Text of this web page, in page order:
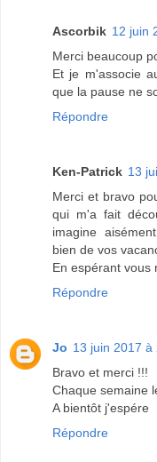
Ascorbik 12 juin
Merci beaucoup
Et je m'associe
que la pause ne
Répondre
Ken-Patrick 13
Merci et bravo
qui m'a fait
imagine
bien de vos
En espérant vous
Répondre
Jo 13 juin 2017 à
Bravo et merci !!!
Chaque semaine
A bientôt j'espére
Répondre